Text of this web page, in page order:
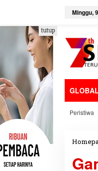
e
k
o
n
t
e
n
Minggu,
Peristiwa
tutup